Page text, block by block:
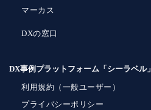
マーカス
DXの窓口
DX事例プラットフォーム「シーラベル」
利用規約（一般ユーザー）
プライバシーポリシー